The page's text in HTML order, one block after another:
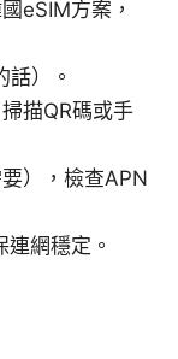
eSIM方案，
話）。
描QR碼或手
），檢查APN
網穩定。